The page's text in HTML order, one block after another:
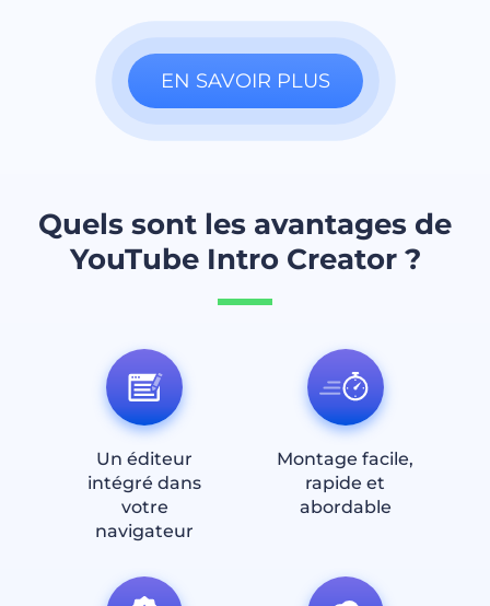
EN SAVOIR PLUS
Quels sont les avantages de
YouTube Intro Creator ?
Un éditeur
intégré dans
votre
navigateur
Montage facile,
rapide et
abordable